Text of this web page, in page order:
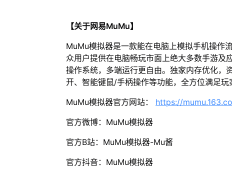
【关于网易MuMu】
MuMu模拟器是一款能在电脑上模拟手机操作
众用户提供在电脑畅玩市面上绝大多数手游
操作系统，多端运行更自由。独家内存优化
开、智能键鼠/手柄操作等功能，全方位满足玩
MuMu模拟器官方网站： https://
官方微博：MuMu模拟器
官方B站：MuMu模拟器-Mu酱
官方抖音：MuMu模拟器